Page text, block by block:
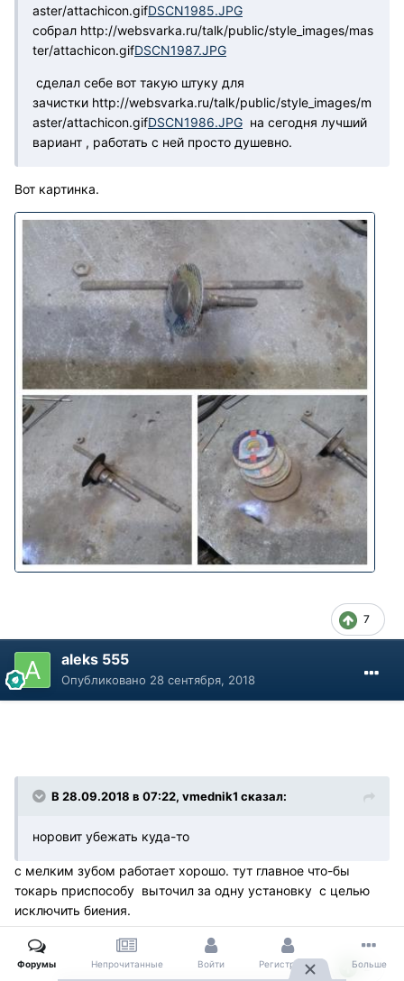
aster/attachicon.gifDSCN1985.JPG
собрал http://websvarka.ru/talk/public/style_images/mas
ter/attachicon.gifDSCN1987.JPG
сделал себе вот такую штуку для
зачистки http://websvarka.ru/talk/public/style_images/m
aster/attachicon.gifDSCN1986.JPG на сегодня лучший
вариант , работать с ней просто душевно.
Вот картинка.
7
aleks 555
Опубликовано 28 сентября, 2018
В 28.09.2018 в 07:22, vmednik1 сказал:
норовит убежать куда-то
с мелким зубом работает хорошо. тут главное что-бы
токарь приспособу выточил за одну установку с целью
исключить биения.
2
Форумы Непрочитанные Войти Регистрация Больше